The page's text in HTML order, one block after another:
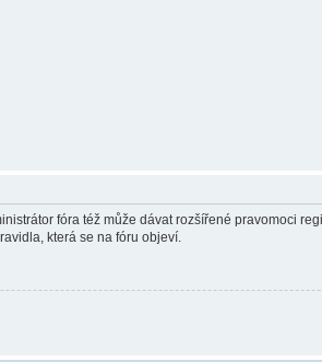
fóra též může dávat rozšířené pravomoci
která se na fóru objeví.